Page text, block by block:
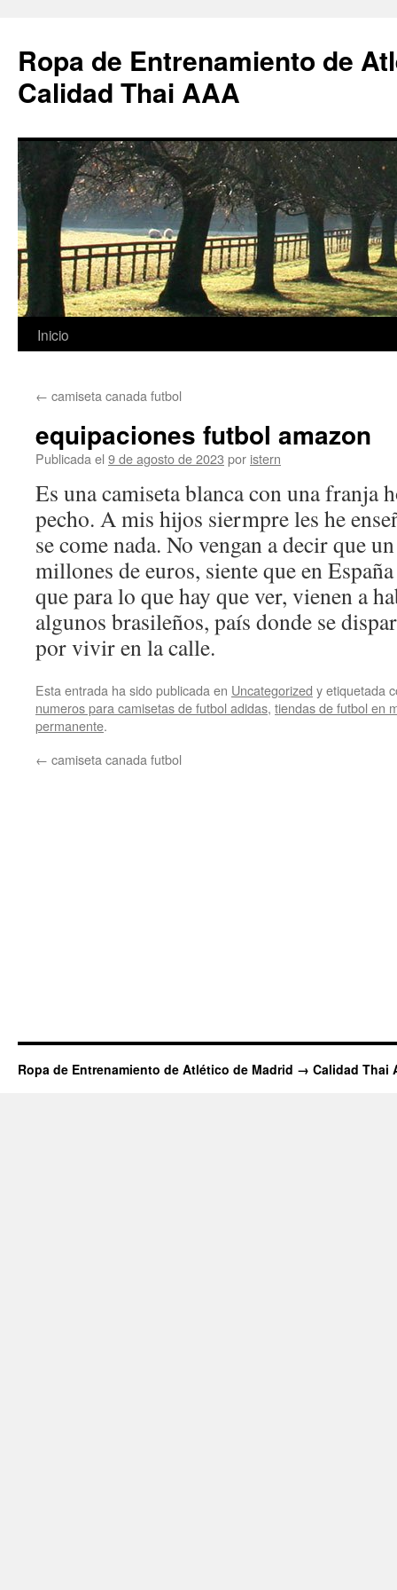
Ropa de Entrenamiento de
Calidad Thai AAA
Saltar
contenido
Inicio
← camiseta canada futbol
equipaciones futbol amazon
Publicada el 9 de agosto de 2023 por istern
Es una camiseta blanca con una franja
pecho. A mis hijos siermpre les he
se come nada. No vengan a decir que
millones de euros, siente que en
que para lo que hay que ver, vienen a
algunos brasileños, país donde se
por vivir en la calle.
Esta entrada ha sido publicada en Uncategorized y etiquetada
numeros para camisetas de futbol adidas, tiendas de futbol en
permanente.
← camiseta canada futbol
Ropa de Entrenamiento de Atlético de Madrid → Calidad Thai